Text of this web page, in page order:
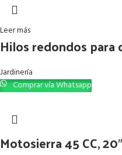
Leer más
Hilos redondos
Jardinería
Comprar vía Whatsapp
Motosierra 45 CC,